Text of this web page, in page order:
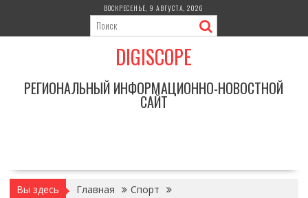
содержимому
ВОСКРЕСЕНЬЕ, 9 АВГУСТА, 2026
DIGISCOPE
РЕГИОНАЛЬНЫЙ ИНФОРМАЦИОННО-НОВОСТНОЙ
САЙТ
Вы здесь Главная
Спорт